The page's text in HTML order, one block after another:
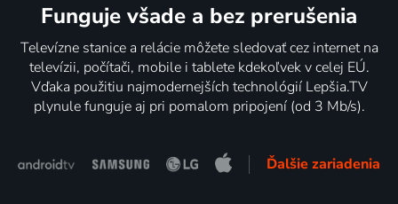
Funguje všade a bez prerušenia
Televízne stanice a relácie môžete sledovať cez internet na
televízii, počítači, mobile i tablete kdekoľvek v celej EÚ.
Vďaka použitiu najmodernejších technológií Lepšia.TV
plynule funguje aj pri pomalom pripojení (od 3 Mb/s).
Ďalšie zariadenia